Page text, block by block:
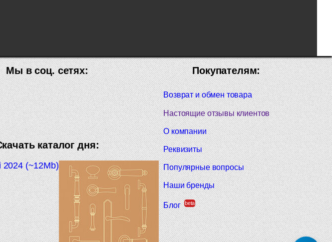
Покупателям:
Возврат и обмен товара
Настоящие отзывы клиентов
О компании
Реквизиты
Популярные вопросы
Наши бренды
Блог beta
Мы в соц. сетях:
каталог дня:
2024 (~12Mb)